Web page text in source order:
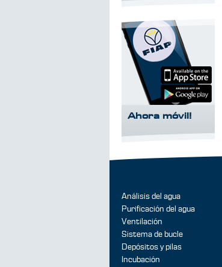
Ahora móvil!
Análisis del agua
Purificación del agua
Ventilación
Sistema de bucle
Depósitos y pilas
Incubación